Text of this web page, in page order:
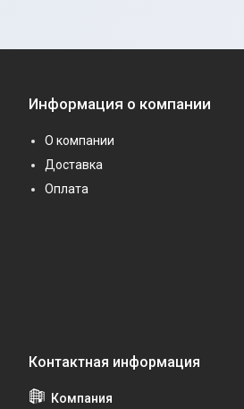
Информация о компании
О компании
Доставка
Оплата